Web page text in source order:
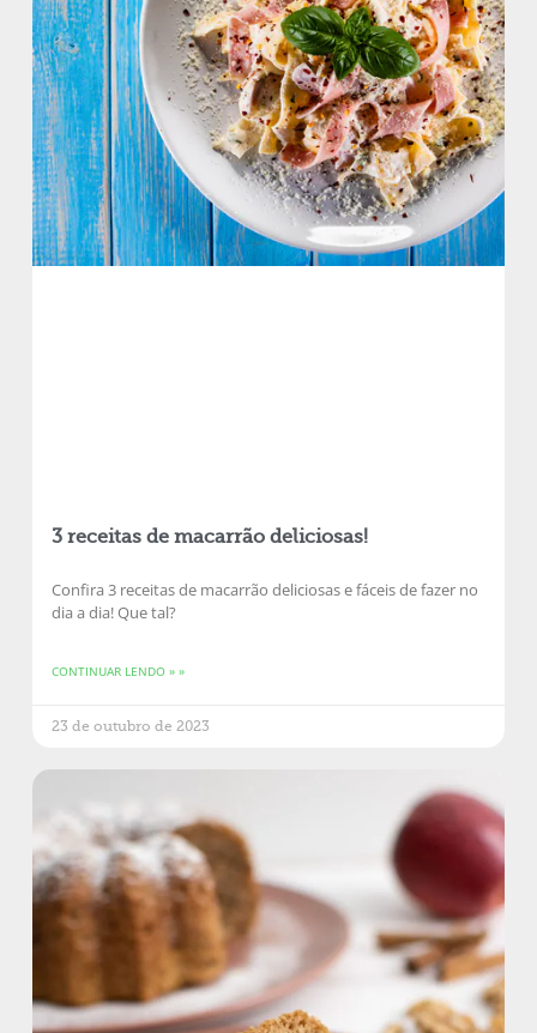
3 receitas de macarrão deliciosas!
Confira 3 receitas de macarrão deliciosas e fáceis de fazer no
dia a dia! Que tal?
CONTINUAR LENDO » »
23 de outubro de 2023